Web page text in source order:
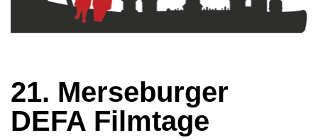
21. Merseburger
DEFA Filmtage